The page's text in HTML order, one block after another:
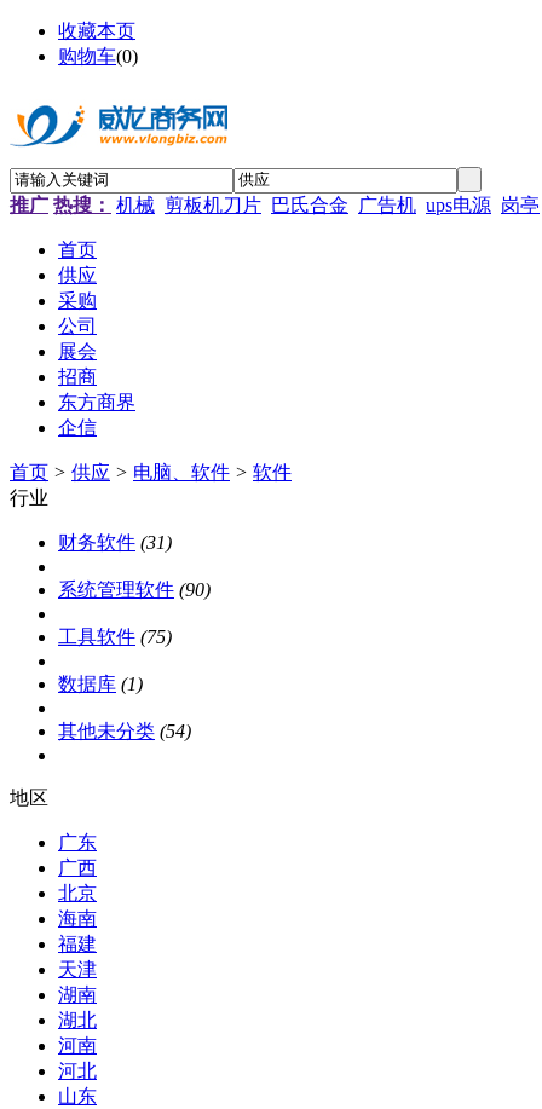
收藏本页
购物车(0)
推广 热搜： 机械 剪板机刀片 巴氏合金 广告机 ups电源 岗亭
首页
供应
采购
公司
展会
招商
东方商界
企信
首页 > 供应 > 电脑、软件 > 软件
行业
财务软件 (31)
系统管理软件 (90)
工具软件 (75)
数据库 (1)
其他未分类 (54)
地区
广东
广西
北京
海南
福建
天津
湖南
湖北
河南
河北
山东